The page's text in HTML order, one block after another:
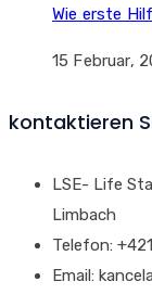
Wie erste
15 Februar,
kontaktieren
LSE- Life
Limbach
Telefon:
Email: